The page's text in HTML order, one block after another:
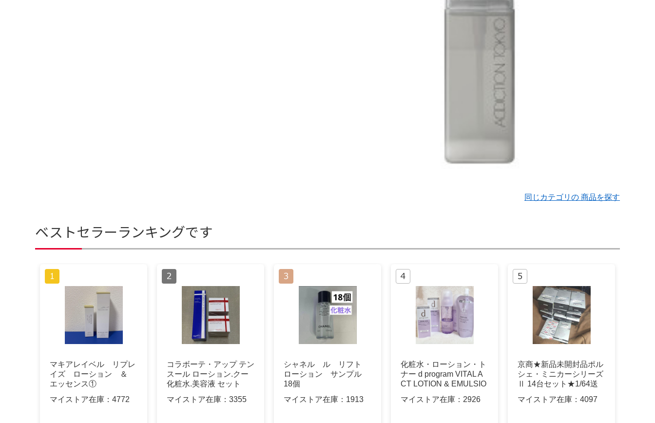
同じカテゴリの 商品を探す
ベストセラーランキングです
マキアレイベル リプレ
イズ ローション ＆
エッセンス①
マイストア在庫： 4772
コラボーテ・アップ テン
スール ローション.クー
化粧水.美容液 セット
マイストア在庫： 3355
シャネル ル リフト
ローション サンプル
18個
マイストア在庫： 1913
化粧水・ローション・ト
ナー d program VITAL A
CT LOTION & EMULSIO
マイストア在庫： 2926
京商★新品未開封品ポル
シェ・ミニカーシリーズ
Ⅱ 14台セット★1/64送
マイストア在庫： 4097